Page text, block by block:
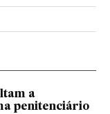
Facebook
a
penitenciário